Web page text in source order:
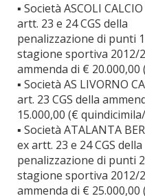
▪ Società ASCOLI
artt. 23 e 24 CGS della
penalizzazione di punti
stagione sportiva 2012/
ammenda di €
▪ Società AS LIVORNO
art. 23 CGS della
15.000,00 (€
▪ Società ATALANTA
ex artt. 23 e 24 CGS della
penalizzazione di punti
stagione sportiva 2012/
ammenda di €